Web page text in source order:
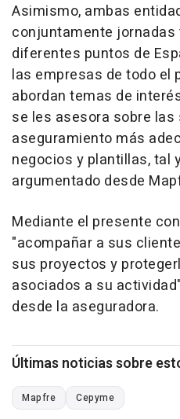
Asimismo, ambas
conjuntamente
diferentes puntos de
las empresas de todo el
abordan temas de
se les asesora sobre
aseguramiento más
negocios y plantillas, tal
argumentado desde
Mediante el presente
"acompañar a sus
sus proyectos y
asociados a su
desde la aseguradora.
Últimas noticias sobre
Mapfre Cepyme